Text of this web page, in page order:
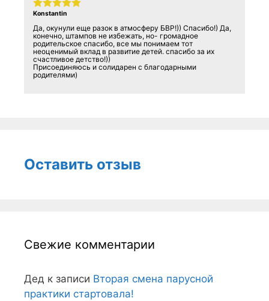
Konstantin
Да, окунули еще разок в атмосферу БВР!)) Спасибо!) Да,
конечно, штампов не избежать, но- громадное
родительское спасибо, все мы понимаем тот
неоценимый вклад в развитие детей. спасибо за их
счастливое детство!))
Присоединяюсь и солидарен с благодарными
родителями)
Оставить отзыв
Свежие комментарии
Дед к записи Вторая смена парусной
практики стартовала!